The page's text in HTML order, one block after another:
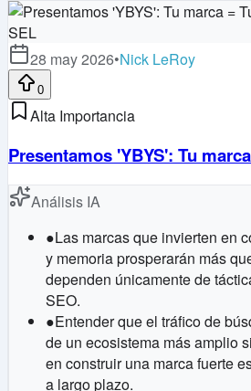
SEL
28 may 2026•Nick LeRoy
0
Alta Importancia
Presentamos 'YBYS': Tu
Análisis IA
●Las marcas que invierten en
y memoria prosperarán más
dependen únicamente de
SEO.
●Entender que el tráfico de
de un ecosistema más amplio
en construir una marca fuerte
a largo plazo.